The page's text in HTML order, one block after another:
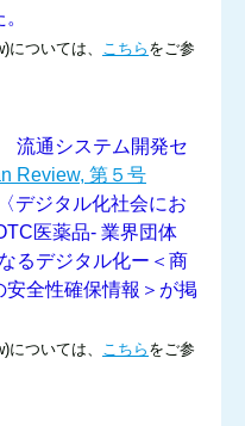
ついては、 こちら をご参
流通システム開発セ
Review, 第５号
デジタル化社会にお
医薬品- 業界団体
るデジタル化ー＜商
全性確保情報＞が掲
ついては、 こちら をご参